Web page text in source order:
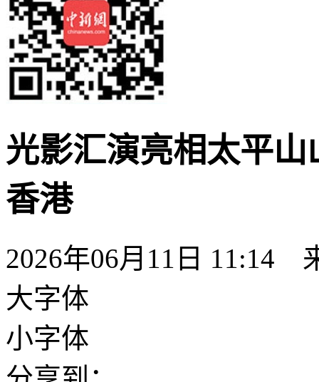
光影汇演亮相太平
香港
2026年06月11日 11:14
大字体
小字体